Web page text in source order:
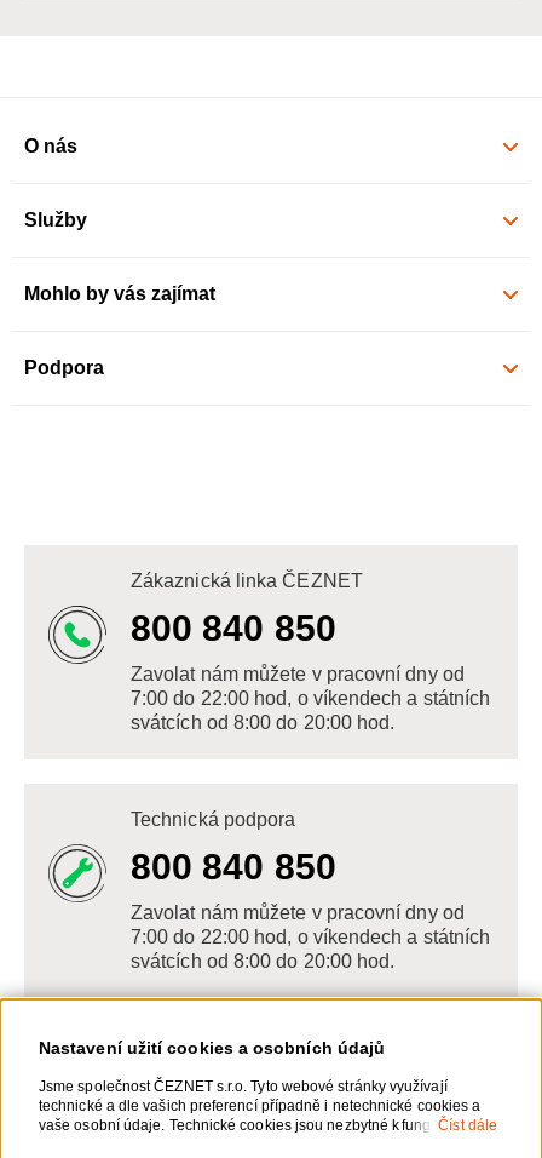
Nastavení užití cookies a osobních údajů
Jsme společnost ČEZNET s.r.o. Tyto webové stránky využívají
technické a dle vašich preferencí případně i netechnické cookies a
vaše osobní údaje. Technické cookies jsou nezbytné k fungováníČíst dále
O nás
Služby
Mohlo by vás zajímat
Podpora
Zákaznická linka ČEZNET
800 840 850
Zavolat nám můžete v pracovní dny od
7:00 do 22:00 hod, o víkendech a státních
svátcích od 8:00 do 20:00 hod.
Technická podpora
800 840 850
Zavolat nám můžete v pracovní dny od
7:00 do 22:00 hod, o víkendech a státních
svátcích od 8:00 do 20:00 hod.
Napište nám
POSLAT VZKAZ